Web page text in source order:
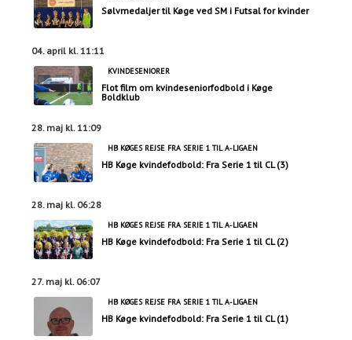
Sølvmedaljer til Køge ved SM i Futsal for kvinder
04. april kl. 11:11
KVINDESENIORER
Flot film om kvindeseniorfodbold i Køge
Boldklub
28. maj kl. 11:09
HB KØGES REJSE FRA SERIE 1 TIL A-LIGAEN
HB Køge kvindefodbold: Fra Serie 1 til CL (3)
28. maj kl. 06:28
HB KØGES REJSE FRA SERIE 1 TIL A-LIGAEN
HB Køge kvindefodbold: Fra Serie 1 til CL (2)
27. maj kl. 06:07
HB KØGES REJSE FRA SERIE 1 TIL A-LIGAEN
HB Køge kvindefodbold: Fra Serie 1 til CL (1)